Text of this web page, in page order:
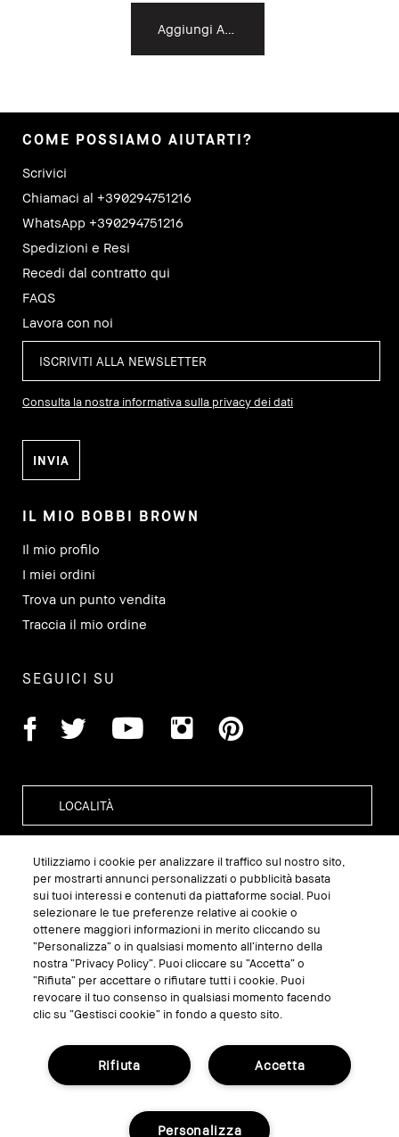
COME POSSIAMO AIUTARTI?
Scrivici
Chiamaci al +390294751216
WhatsApp +390294751216
Spedizioni e Resi
Recedi dal contratto qui
FAQS
Lavora con noi
Consulta la nostra informativa sulla privacy dei dati
IL MIO BOBBI BROWN
Il mio profilo
I miei ordini
Trova un punto vendita
Traccia il mio ordine
SEGUICI SU
GESTISCI I COOKIE DEL SITO
TERMINI E CONDIZIONI
INFORMATIVA SULLA PRIVACY
REGOLAMENTO PROMO
RICICLA I TUOI PRODOTTI
© Bobbi Brown Professional Cosmetics, Inc.
Utilizziamo i cookie per analizzare il traffico sul nostro sito,
per mostrarti annunci personalizzati o pubblicità basata
sui tuoi interessi e contenuti da piattaforme social. Puoi
selezionare le tue preferenze relative ai cookie o
ottenere maggiori informazioni in merito cliccando su
“Personalizza” o in qualsiasi momento all’interno della
nostra “Privacy Policy”. Puoi cliccare su “Accetta” o
“Rifiuta” per accettare o rifiutare tutti i cookie. Puoi
revocare il tuo consenso in qualsiasi momento facendo
clic su “Gestisci cookie” in fondo a questo sito.
Accetta
Rifiuta
Personalizza